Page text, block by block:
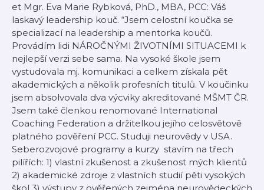
et Mgr. Eva Marie Rybková, PhD., MBA, PCC: Váš
laskavý leadership kouč. “Jsem celostní koučka se
specializací na leadership a mentorka koučů.
Provádím lidi NÁROČNÝMI ŽIVOTNÍMI SITUACEMI k
nejlepší verzi sebe sama. Na vysoké škole jsem
vystudovala mj. komunikaci a celkem získala pět
akademických a několik profesních titulů. V koučinku
jsem absolvovala dva výcviky akreditované MŠMT ČR.
Jsem také členkou renomované International
Coaching Federation a držitelkou jejího celosvětově
platného pověření PCC. Studuji neurovědy v USA.
Seberozvojové programy a kurzy stavím na třech
pilířích: 1) vlastní zkušenost a zkušenost mých klientů
2) akademické zdroje z vlastních studií pěti vysokých